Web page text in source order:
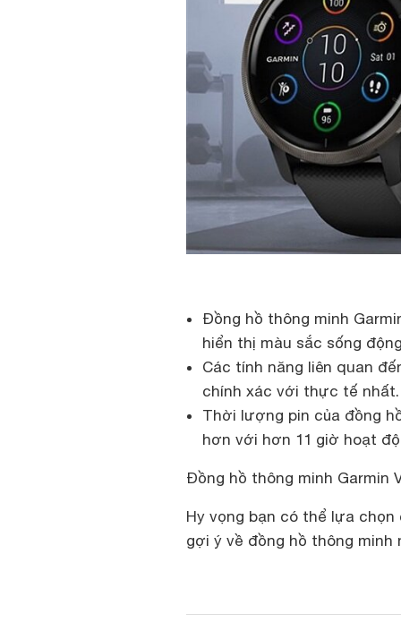
Đồng hồ thông minh
hiển thị màu sắc sống
Các tính năng liên quan
chính xác với thực tế nhất.
Thời lượng pin của đồng
hơn với hơn 11 giờ hoạt
Đồng hồ thông minh Garmin
Hy vọng bạn có thể lựa
gợi ý về đồng hồ thông minh